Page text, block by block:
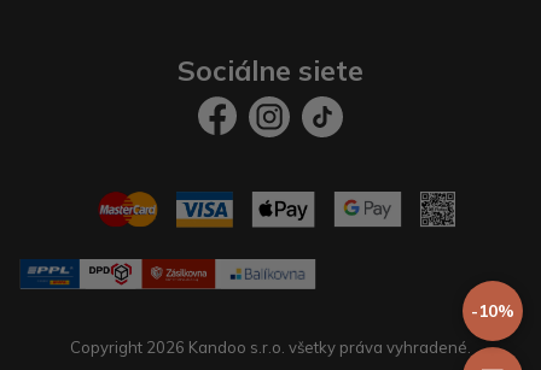
-10%
Sociálne siete
Copyright 2026 Kandoo s.r.o. všetky práva vyhradené.